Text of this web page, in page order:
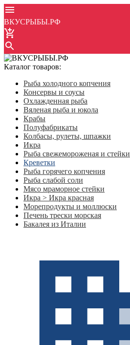
ВКУСРЫБЫ.РФ
Каталог товаров:
Рыба холодного копчения
Консервы и соусы
Охлажденная рыба
Вяленая рыба и юкола
Крабы
Полуфабрикаты
Колбасы, рулеты, шпажки
Икра
Рыба свежемороженая и стейки
Креветки
Рыба горячего копчения
Рыба слабой соли
Мясо мраморное стейки
Икра > Икра красная
Морепродукты и моллюски
Печень трески морская
Бакалея из Италии